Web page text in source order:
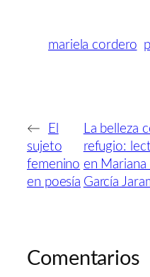
mariela cordero
←
El
sujeto
femenino
en poesía
La belleza
refugio:
en Mariana
García
Comentarios